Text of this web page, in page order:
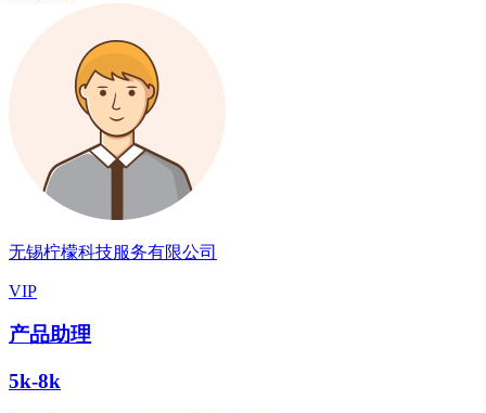
无锡柠檬科技服务有限公司
VIP
产品助理
5k-8k